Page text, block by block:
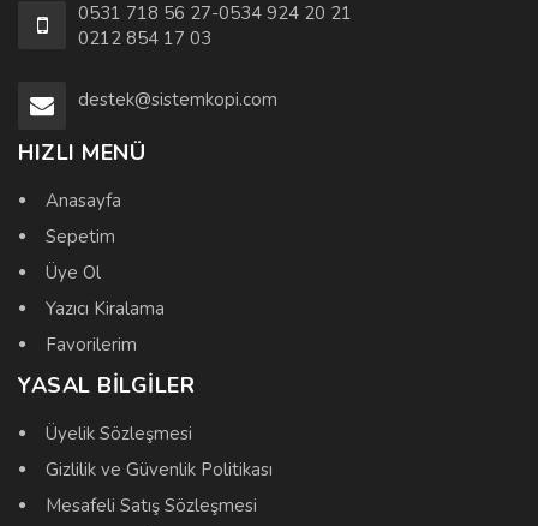
0531 718 56 27-0534 924 20 21
0212 854 17 03
destek@sistemkopi.com
HIZLI MENÜ
Anasayfa
Sepetim
Üye Ol
Yazıcı Kiralama
Favorilerim
YASAL BILGILER
Üyelik Sözleşmesi
Gizlilik ve Güvenlik Politikası
Mesafeli Satış Sözleşmesi